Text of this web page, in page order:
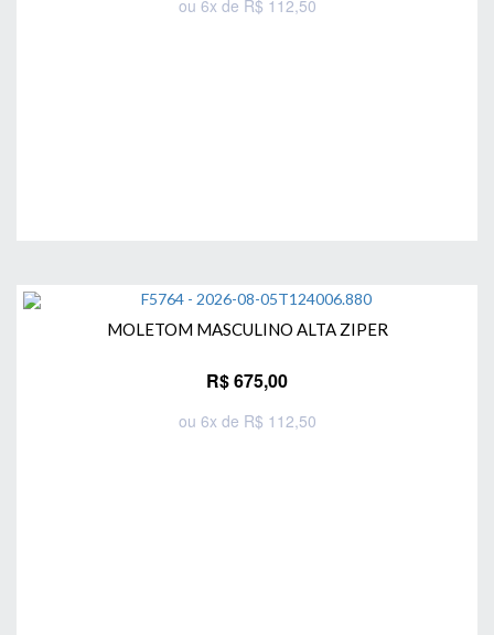
ou 6x de R$ 112,50
MOLETOM MASCULINO ALTA ZIPER
R$ 675,00
ou 6x de R$ 112,50